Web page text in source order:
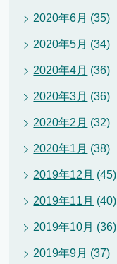
2020年6月 (35)
2020年5月 (34)
2020年4月 (36)
2020年3月 (36)
2020年2月 (32)
2020年1月 (38)
2019年12月 (45)
2019年11月 (40)
2019年10月 (36)
2019年9月 (37)